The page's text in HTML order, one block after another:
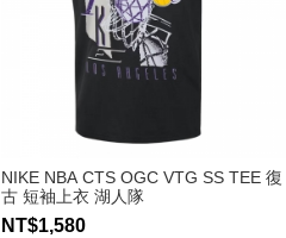
NIKE NBA CTS OGC VTG SS TEE 復
古 短袖上衣 湖人隊
NT$1,580